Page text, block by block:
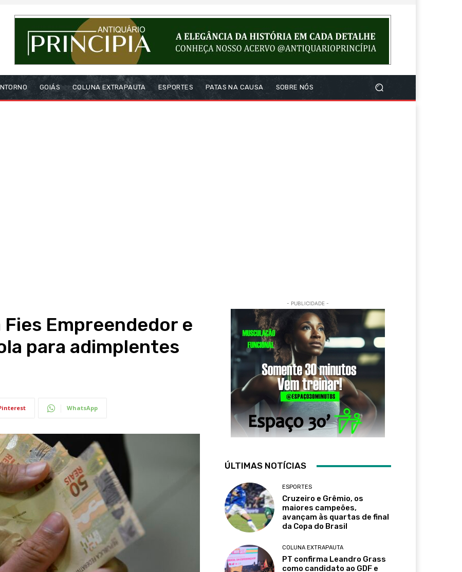
GOIÁS COLUNA EXTRAPAUTA ESPORTES PATAS NA CAUSA SOBRE NÓS
Empreendedor e
para adimplentes
WhatsApp
- PUBLICIDADE -
ÚLTIMAS NOTÍCIAS
ESPORTES
Cruzeiro e Grêmio, os
maiores campeões,
avançam às quartas de final
da Copa do Brasil
COLUNA EXTRAPAUTA
PT confirma Leandro Grass
como candidato ao GDF e